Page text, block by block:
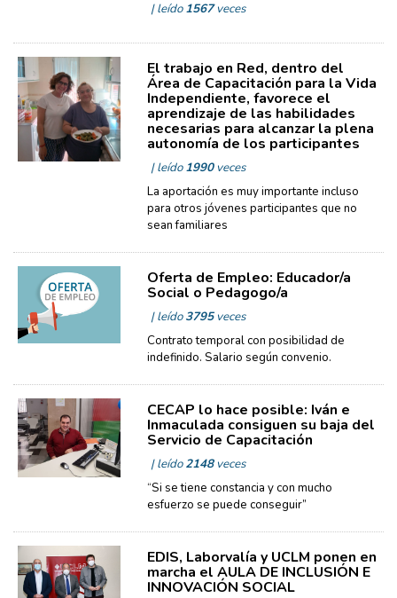
| leído1567veces
El trabajo en Red, dentro del
Área de Capacitación para la Vida
Independiente, favorece el
aprendizaje de las habilidades
necesarias para alcanzar la plena
autonomía de los participantes
| leído1990veces
La aportación es muy importante incluso
para otros jóvenes participantes que no
sean familiares
Oferta de Empleo: Educador/a
Social o Pedagogo/a
| leído3795veces
Contrato temporal con posibilidad de
indefinido. Salario según convenio.
CECAP lo hace posible: Iván e
Inmaculada consiguen su baja del
Servicio de Capacitación
| leído2148veces
“Si se tiene constancia y con mucho
esfuerzo se puede conseguir”
EDIS, Laborvalía y UCLM ponen en
marcha el AULA DE INCLUSIÓN E
INNOVACIÓN SOCIAL